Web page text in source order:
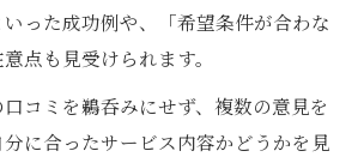
った成功例や、「希望条件が合わな
点も見受けられます。
コミを鵜呑みにせず、複数の意見を
に合ったサービス内容かどうかを見